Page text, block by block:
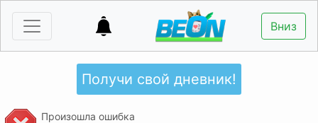
Вниз
Получи свой дневник!
Произошла ошибка